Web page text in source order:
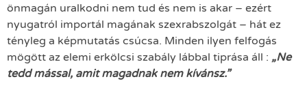
önmagán uralkodni nem tud és nem is akar – ezért
nyugatról importál magának szexrabszolgát – hát ez
tényleg a képmutatás csúcsa. Minden ilyen felfogás
mögött az elemi erkölcsi szabály lábbal tiprása áll : „Ne
tedd mással, amit magadnak nem kívánsz.”